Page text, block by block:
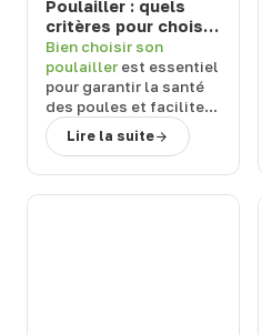
Poulailler : quels
critères pour choisir
un modèle durable
et facile à entretenir
?
Bien choisir son
poulailler est essentiel
pour garantir la santé
des poules et faciliter
l’entretien
au
quotidien. Face aux
Lire la suite